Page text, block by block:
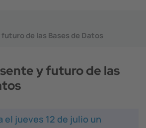
de las Bases de Datos
y futuro de las
el jueves 12 de julio un